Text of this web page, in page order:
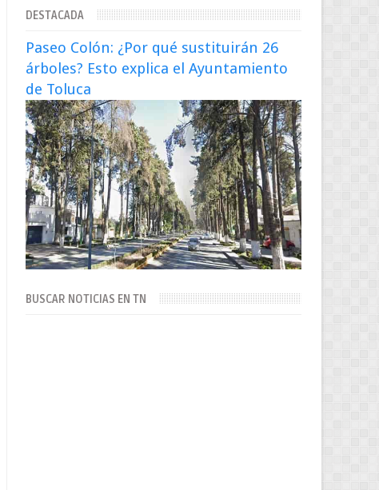
DESTACADA
Paseo Colón: ¿Por qué sustituirán 26
árboles? Esto explica el Ayuntamiento
de Toluca
BUSCAR NOTICIAS EN TN